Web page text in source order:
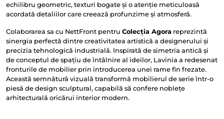
echilibru geometric, texturi bogate și o atenție meticuloasă
acordată detaliilor care creează profunzime și atmosferă.
Colaborarea sa cu NettFront pentru Colecția Agora reprezintă
sinergia perfectă dintre creativitatea artistică a designerului și
precizia tehnologică industrială. Inspirată de simetria antică și
de conceptul de spațiu de întâlnire al ideilor, Lavinia a redesenat
fronturile de mobilier prin introducerea unei rame fin frezate.
Această semnătură vizuală transformă mobilierul de serie într-o
piesă de design sculptural, capabilă să confere noblețe
arhitecturală oricărui interior modern.